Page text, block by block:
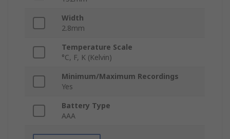
Width
2.8mm
Temperature Scale
°C, F, K (Kelvin)
Minimum/Maximum Recordings
Yes
Battery Type
AAA